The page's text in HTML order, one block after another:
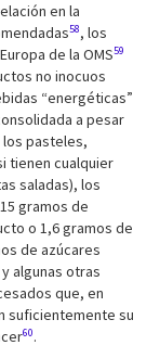
en la
58, los
de la OMS59
no inocuos
“energéticas”
a pesar
pasteles,
tienen cualquier
saladas), los
gramos de
o 1,6 gramos de
de azúcares
algunas otras
que, en
suficientemente su
60.